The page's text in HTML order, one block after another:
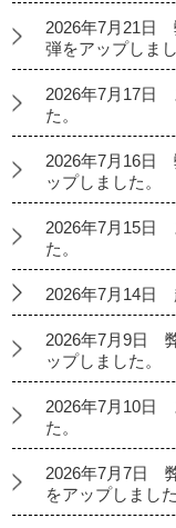
2026年7月21日
弾をアップしまし
2026年7月17日
た。
2026年7月16日
ップしました。
2026年7月15日
た。
2026年7月14日
2026年7月9日
ップしました。
2026年7月10日
た。
2026年7月7日
をアップしました